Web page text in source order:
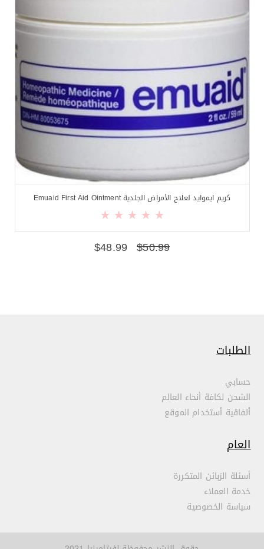
كريم ايموايد لعلاج الأمراض الجلدية Emuaid First Aid Ointment
$50.99
$48.99
الطلبات
حسابي
الشحن لكافة أنحاء العالم
أتفاقية أستخدام الموقع
العام
أسئلة الزبائن المتكررة
خدمة العملاء
سياسة الخصوصية